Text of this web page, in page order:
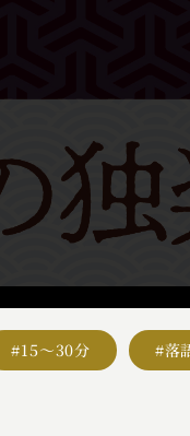
#15～30分 #落